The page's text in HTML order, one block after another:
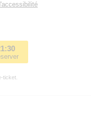
ticket.